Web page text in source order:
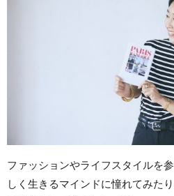
ファッションやライフスタイルを
しく生きるマインドに憧れてみた